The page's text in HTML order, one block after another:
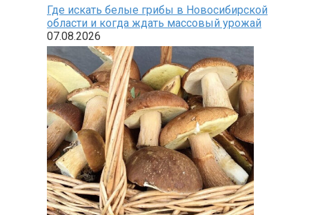
Где искать белые грибы в Новосибирской
области и когда ждать массовый урожай
07.08.2026